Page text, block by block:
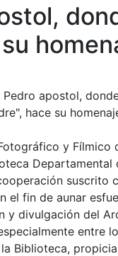
Pedro apostol,
hace su
y Fílmico
Departamental
suscrito
el fin de aunar
y divulgación del
entre
Biblioteca,